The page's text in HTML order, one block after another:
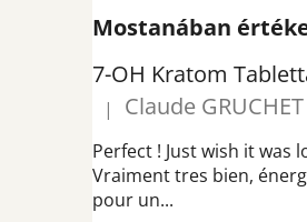
l
d
a
s
ó
p
Mostanában
A termék értékelése 5-ből
| Claude GRUCHET
Perfect ! Just wish it was
Vraiment tres bien,
pour un...